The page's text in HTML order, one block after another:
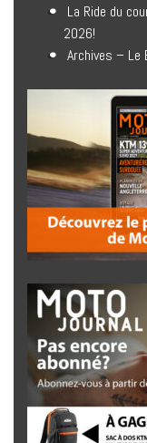
La Ride du
2026!
Archives – Le